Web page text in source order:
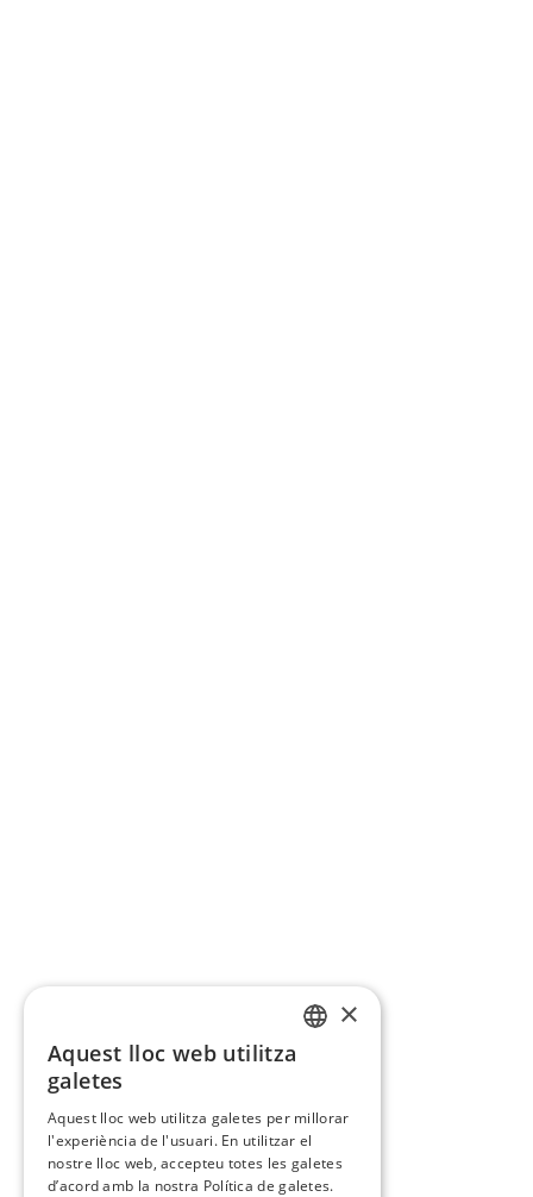
×
Aquest lloc web utilitza
galetes
Aquest lloc web utilitza galetes per millorar
l'experiència de l'usuari. En utilitzar el
nostre lloc web, accepteu totes les galetes
d’acord amb la nostra Política de galetes.